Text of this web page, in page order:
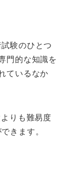
験のひとつ
門的な知識を
ているなか
りも難易度
きます。